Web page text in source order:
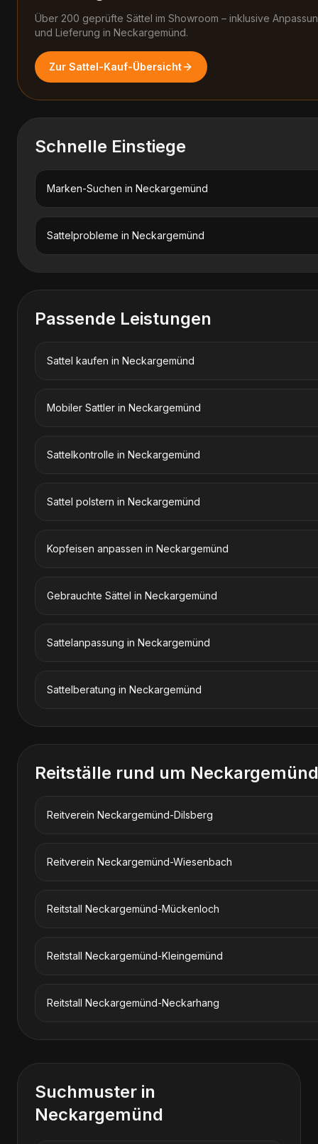
Über 200 geprüfte Sättel im Showroom – inklusive
und Lieferung in Neckargemünd.
Zur Sattel-Kauf-Übersicht
Schnelle Einstiege
Marken-Suchen in Neckargemünd
Sattelprobleme in Neckargemünd
Passende Leistungen
Sattel kaufen in Neckargemünd
Mobiler Sattler in Neckargemünd
Sattelkontrolle in Neckargemünd
Sattel polstern in Neckargemünd
Kopfeisen anpassen in Neckargemünd
Gebrauchte Sättel in Neckargemünd
Sattelanpassung in Neckargemünd
Sattelberatung in Neckargemünd
Reitställe rund um Neckargemünd
Reitverein Neckargemünd-Dilsberg
Reitverein Neckargemünd-Wiesenbach
Reitstall Neckargemünd-Mückenloch
Reitstall Neckargemünd-Kleingemünd
Reitstall Neckargemünd-Neckarhang
Suchmuster in
Neckargemünd